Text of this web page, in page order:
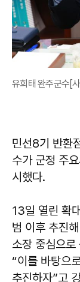
유희태 완주군수[
민선8기 반환
수가 군정 주
시했다.
13일 열린 확
범 이후 추진
소장 중심으로
“이를 바탕으
추진하자”고